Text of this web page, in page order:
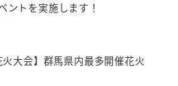
ントを実施します！
火大会】群馬県内最多開催花火